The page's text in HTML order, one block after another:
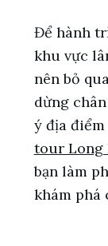
Để hành
khu vực
nên bỏ
dừng
ý địa
tour Long
bạn làm
khám phá